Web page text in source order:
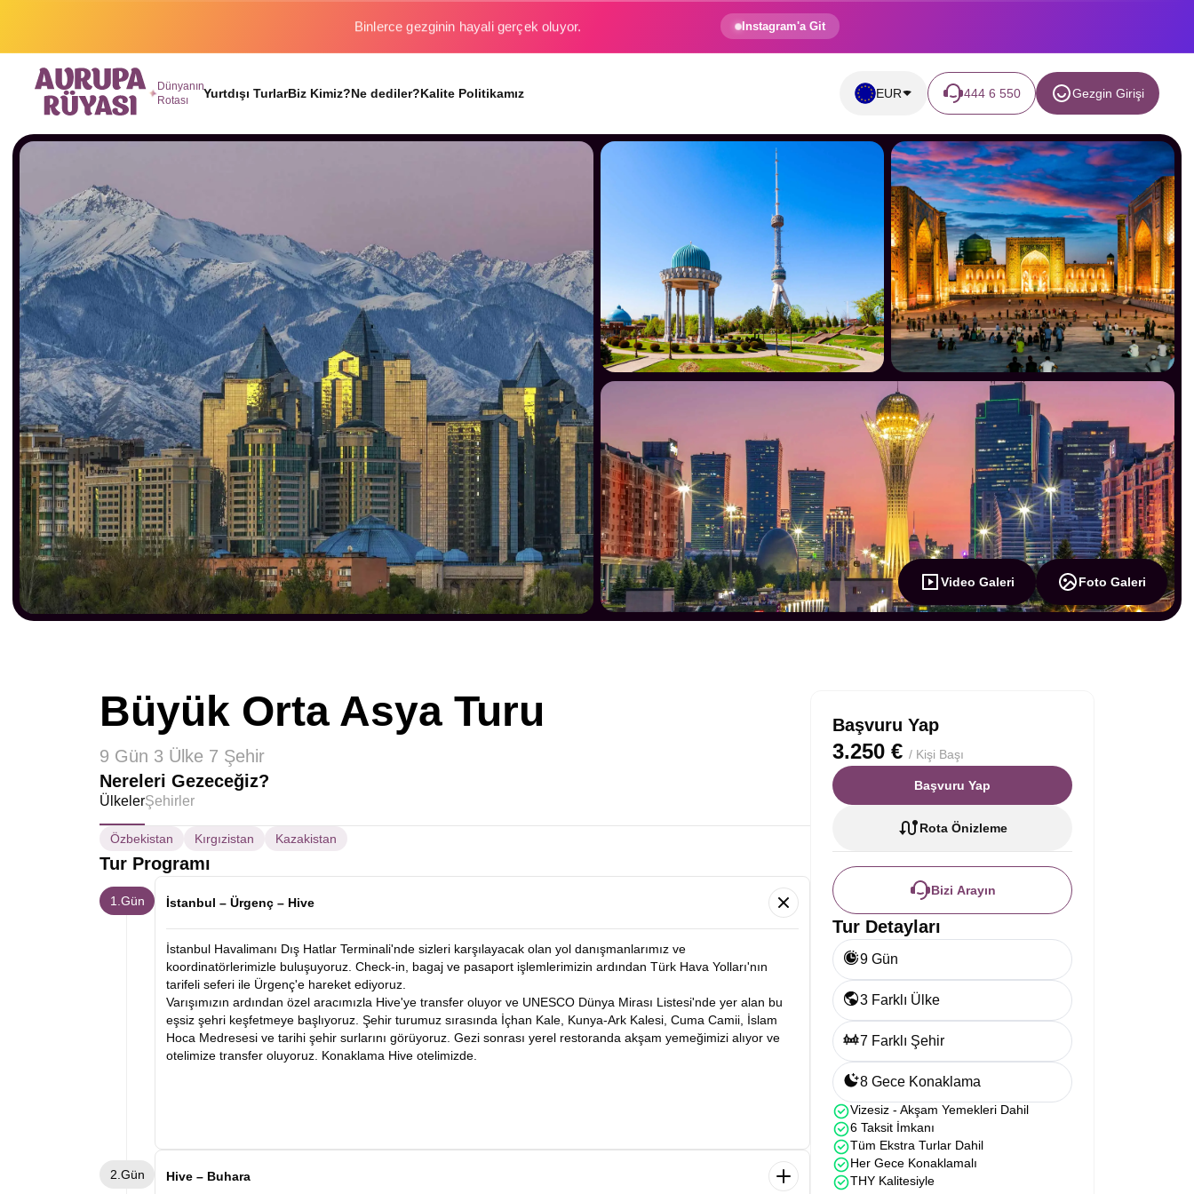
Binlerce gezginin hayali gerçek oluyor. Instagram'a Git
Dünyanın
Rotası
Yurtdışı TurlarBiz Kimiz?Ne dediler?Kalite Politikamız EUR 444 6 550 Gezgin Girişi
Video Galeri Foto Galeri
Büyük Orta Asya Turu
9 Gün 3 Ülke 7 Şehir
Nereleri Gezeceğiz?
ÜlkelerŞehirler
Özbekistan Kırgızistan Kazakistan
Tur Programı
1.Gün İstanbul – Ürgenç – Hive
İstanbul Havalimanı Dış Hatlar Terminali'nde sizleri karşılayacak olan yol danışmanlarımız ve
koordinatörlerimizle buluşuyoruz. Check-in, bagaj ve pasaport işlemlerimizin ardından Türk Hava Yolları'nın
tarifeli seferi ile Ürgenç'e hareket ediyoruz.
Varışımızın ardından özel aracımızla Hive'ye transfer oluyor ve UNESCO Dünya Mirası Listesi'nde yer alan bu
eşsiz şehri keşfetmeye başlıyoruz. Şehir turumuz sırasında İçhan Kale, Kunya-Ark Kalesi, Cuma Camii, İslam
Hoca Medresesi ve tarihi şehir surlarını görüyoruz. Gezi sonrası yerel restoranda akşam yemeğimizi alıyor ve
otelimize transfer oluyoruz. Konaklama Hive otelimizde.
2.Gün Hive – Buhara
Başvuru Yap
3.250 € / Kişi Başı
Başvuru Yap
Rota Önizleme
Bizi Arayın
Tur Detayları
9 Gün
3 Farklı Ülke
7 Farklı Şehir
8 Gece Konaklama
Vizesiz - Akşam Yemekleri Dahil
6 Taksit İmkanı
Tüm Ekstra Turlar Dahil
Her Gece Konaklamalı
THY Kalitesiyle